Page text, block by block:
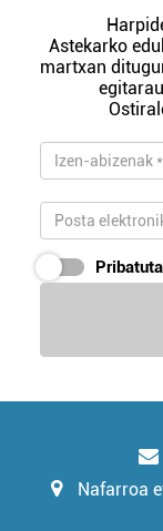
Astekarko
martxan
Nafarroa